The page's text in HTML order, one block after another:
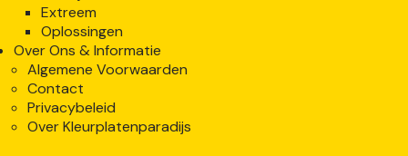
Extreem
Oplossingen
Over Ons & Informatie
Algemene Voorwaarden
Contact
Privacybeleid
Over Kleurplatenparadijs